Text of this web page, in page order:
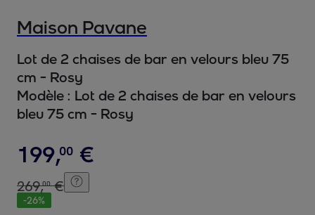
Maison Pavane
Lot de 2 chaises de bar en velours bleu 75
cm - Rosy
Modèle : Lot de 2 chaises de bar en velours
bleu 75 cm - Rosy
199,00 €
269,00 €
-26%